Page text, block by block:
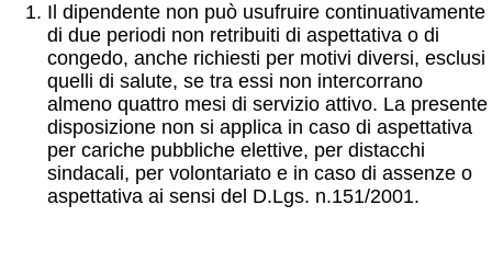
Il dipendente non può usufruire continuativamente
di due periodi non retribuiti di aspettativa o di
congedo, anche richiesti per motivi diversi, esclusi
quelli di salute, se tra essi non intercorrano
almeno quattro mesi di servizio attivo. La presente
disposizione non si applica in caso di aspettativa
per cariche pubbliche elettive, per distacchi
sindacali, per volontariato e in caso di assenze o
aspettativa ai sensi del D.Lgs. n.151/2001.